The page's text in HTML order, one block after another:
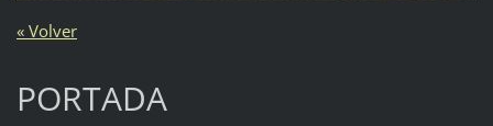
« Volver
PORTADA